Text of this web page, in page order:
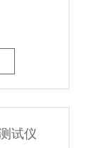
试仪